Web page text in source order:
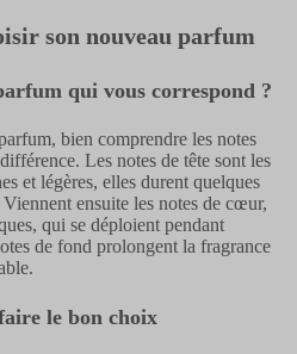
son nouveau parfum
qui vous correspond ?
bien comprendre les notes
Les notes de tête sont les
et légères, elles durent quelques
ensuite les notes de cœur,
qui se déploient pendant
de fond prolongent la fragrance
le bon choix